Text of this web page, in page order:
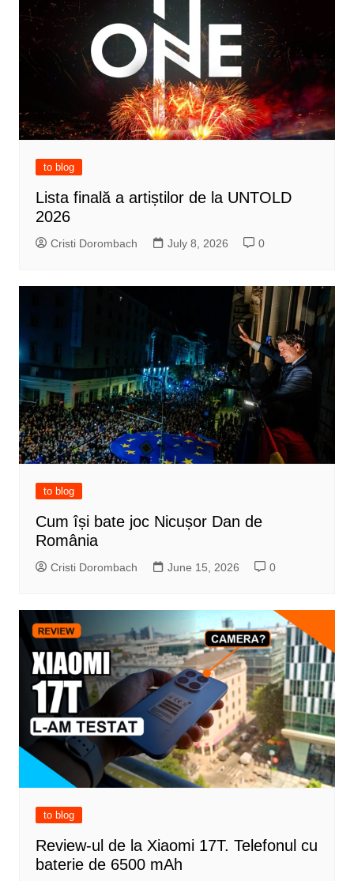
to blog
Lista finală a artiștilor de la UNTOLD
2026
Cristi Dorombach July 8, 2026 0
to blog
Cum își bate joc Nicușor Dan de
România
Cristi Dorombach June 15, 2026 0
to blog
Review-ul de la Xiaomi 17T. Telefonul cu
baterie de 6500 mAh